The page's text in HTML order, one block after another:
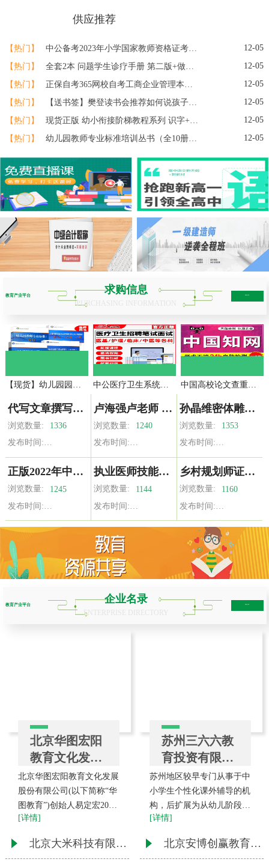
供应推荐
【热门】 中公备考2023年小学国家教师资格证考试用书教资资料专用教材综合素质教育知识与能力历年真题库试卷刷题语文数学英语2022笔试粉笔 12-05
【热门】 全套2本 问题学生诊疗手册 第二版+做一个专业的班主任 王晓春 大夏书系 教育理论基础知识综合 中小学班主任培训用书教育理论书籍 12-05
【热门】 12-05
【热门】 【送书签】樊登读书会推荐如何说孩子才会听怎么听孩子才肯说正面管教父母的语言教育心理学如何说话怎么才能听育儿书籍父母 12-05
【热门】 现货正版 幼小衔接阶梯教程系列 识字+数学+英语+拼音+看图说话+思维训练（全18册）全彩页幼小衔接教材快读童书 12-05
【热门】 幼儿园教师专业标准培训丛书（全10册）幼儿能力培养与训练/幼儿园教师专业标准培训丛书 幼教老师专业成长素质提高 学前教育用书 12-05
教育产业平台 求购信息
PURCHASING INFORMATION
more+
代写文章撰写服务英语修改润色征文读后感文案演讲稿写作代笔总结
浏览数量:
1336
发布时间:
卢海强卢老师 系统集成项目管理工程师视频课程 海讯 中项 教程
浏览数量:
1240
发布时间:
孙晶维密体雕全身课程零基础塑形体雕肌肉功能应用手法复习课
浏览数量:
1353
发布时间:
正版2022年中医执业医师考试书资格考试教材师承全套真题习题集确有专长资料资格指导用书职业实践技能医学综合通关题库执医
浏览数量:
1245
发布时间:
执业医师技能综合资料包增加外科内科中西医必过视频助理医师教材
浏览数量:
1144
发布时间:
乡村规划师证书振兴责任社区制度实践经济生态绿色文化课考试教材
浏览数量:
1160
发布时间:
教育产业平台 企业名录
ENTERPRISE DIRECTORY
more+
北京华图宏阳
教育文化发展
股份有限公司
北京华图宏阳教育文化发展
股份有限公司(以下简称“华
图教育”)创始人易定宏2001
年来京创业，2003年2月创
展有限公司(公司前身)。
[详情]
苏州三六六教
育投资有限公
司
苏州地区较早专门从事于中
小学生个性化课外辅导的机
构，后扩展为从幼儿阶段到
退休老人
[详情]
北京大米科技有限公司 北京安博创赢教育科技有限责任公司